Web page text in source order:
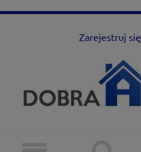
Zarejestruj się